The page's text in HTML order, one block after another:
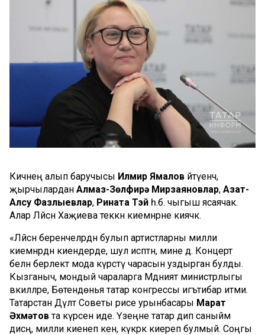
Кичәнең алып баручысы Илмир Ямалов әйтүенчә,
җырчылардан Алмаз-Зөлфирә Мирзаяновлар, Азат-
Алсу Фазлыевлар, Рината Тэй һ.б. чыгыш ясаячак.
Алар Ләйсән Хаҗиева теккән киемнәрне киячәк.
«Ләйсән беренчеләрдән булып артистларны милли
киемнәрдән киендерде, шул исәптән, мине дә. Концерт
белән берлектә мода күрсәтү чарасын уздырган булды.
Кызганыч, мондый чараларга Мәдәният министрлыгы
вәкилләре, Бөтендөнья татар конгрессы игътибар итми.
Татарстан Дәүләт Советы рәисе урынбасары Марат
Әхмәтовта күрсен иде. Үзеңне татар дип саныйм
дисәң, милли киенеп кенә, күкрәк киереп булмый. Соңгы